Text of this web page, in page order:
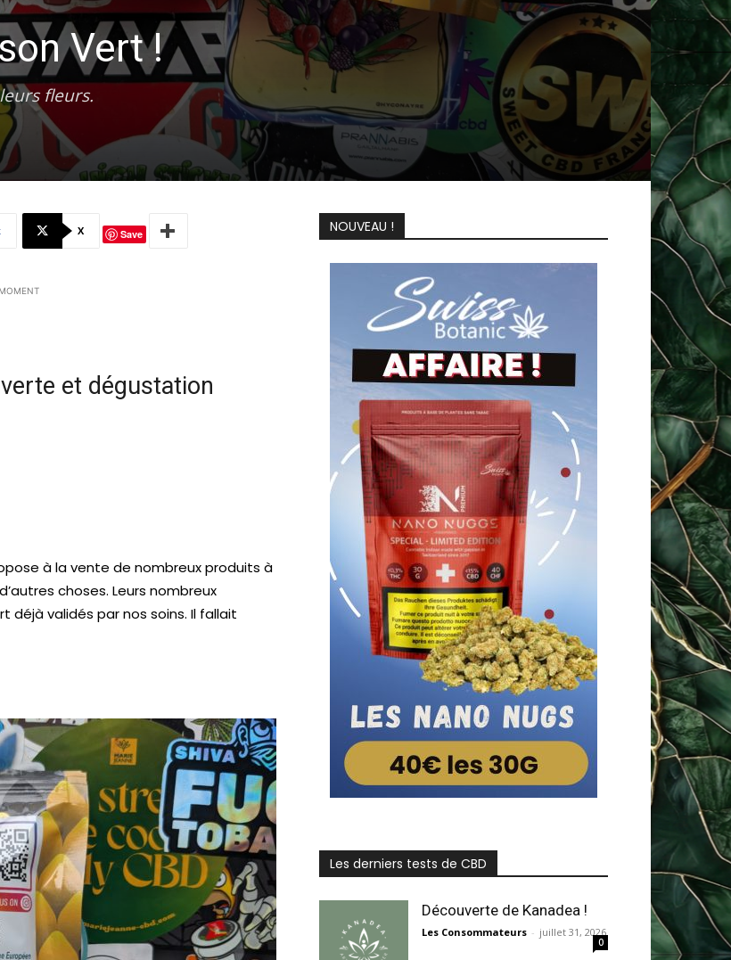
Vert !
fleurs.
X Save
et dégustation
à la vente de nombreux produits à
choses. Leurs nombreux
validés par nos soins. Il fallait
NOUVEAU !
Les derniers tests de CBD
Découverte de Kanadea !
Les Consommateurs - juillet 31, 2026
0